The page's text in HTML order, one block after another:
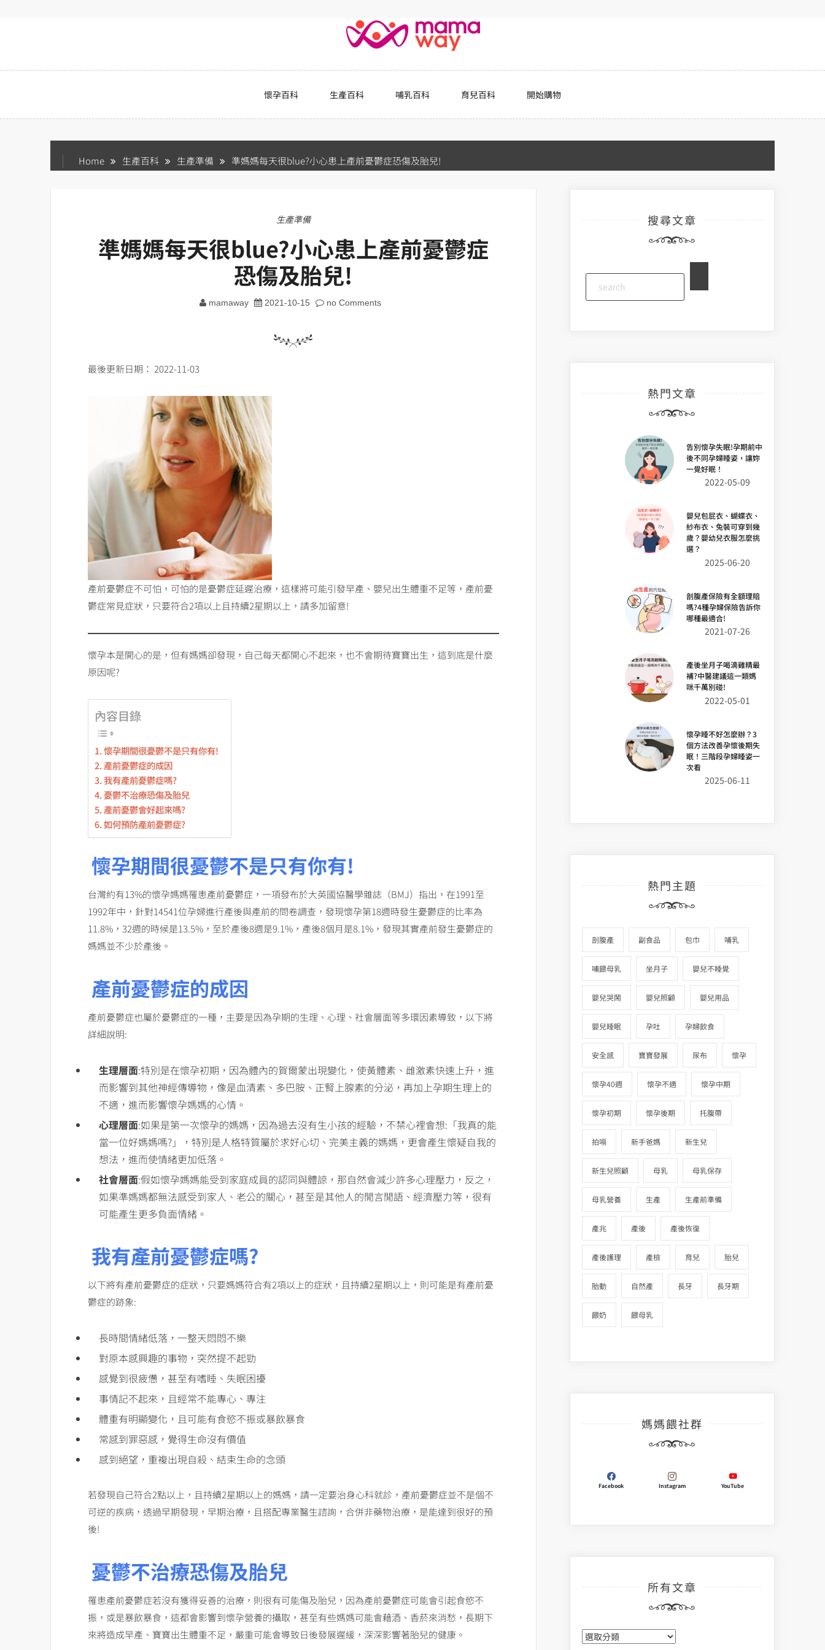
懷孕百科 生產百科 哺乳百科 育兒百科 開始購物
Home 生產百科 生產準備 準媽媽每天很blue?小心患上產前憂鬱症恐傷及胎兒!
生產準備
準媽媽每天很blue?小心患上產前憂鬱症
恐傷及胎兒!
mamaway 2021-10-15 no Comments
最後更新日期： 2022-11-03
產前憂鬱症不可怕，可怕的是憂鬱症延遲治療，這樣將可能引發早產、嬰兒出生體重不足等，產前憂
鬱症常見症狀，只要符合2項以上且持續2星期以上，請多加留意!
懷孕本是開心的是，但有媽媽卻發現，自己每天都開心不起來，也不會期待寶寶出生，這到底是什麼
原因呢?
內容目錄
懷孕期間很憂鬱不是只有你有!
產前憂鬱症的成因
我有產前憂鬱症嗎?
憂鬱不治療恐傷及胎兒
產前憂鬱會好起來嗎?
如何預防產前憂鬱症?
懷孕期間很憂鬱不是只有你有!
台灣約有13%的懷孕媽媽罹患產前憂鬱症，一項發布於大英國協醫學雜誌（BMJ）指出，在1991至
1992年中，針對14541位孕婦進行產後與產前的問卷調查，發現懷孕第18週時發生憂鬱症的比率為
11.8%，32週的時候是13.5%，至於產後8週是9.1%，產後8個月是8.1%，發現其實產前發生憂鬱症的
媽媽並不少於產後。
產前憂鬱症的成因
產前憂鬱症也屬於憂鬱症的一種，主要是因為孕期的生理、心理、社會層面等多環因素導致，以下將
詳細說明:
生理層面:特別是在懷孕初期，因為體內的賀爾蒙出現變化，使黃體素、雌激素快速上升，進
而影響到其他神經傳導物，像是血清素、多巴胺、正腎上腺素的分泌，再加上孕期生理上的
不適，進而影響懷孕媽媽的心情。
心理層面:如果是第一次懷孕的媽媽，因為過去沒有生小孩的經驗，不禁心裡會想:「我真的能
當一位好媽媽嗎?」，特別是人格特質屬於求好心切、完美主義的媽媽，更會產生懷疑自我的
想法，進而使情緒更加低落。
社會層面:假如懷孕媽媽能受到家庭成員的認同與體諒，那自然會減少許多心理壓力，反之，
如果準媽媽都無法感受到家人、老公的關心，甚至是其他人的閒言閒語、經濟壓力等，很有
可能產生更多負面情緒。
我有產前憂鬱症嗎?
以下將有產前憂鬱症的症狀，只要媽媽符合有2項以上的症狀，且持續2星期以上，則可能是有產前憂
鬱症的跡象:
長時間情緒低落，一整天悶悶不樂
對原本感興趣的事物，突然提不起勁
感覺到很疲憊，甚至有嗜睡、失眠困擾
事情記不起來，且經常不能專心、專注
體重有明顯變化，且可能有食慾不振或暴飲暴食
常感到罪惡感，覺得生命沒有價值
感到絕望，重複出現自殺、結束生命的念頭
若發現自己符合2點以上，且持續2星期以上的媽媽，請一定要治身心科就診，產前憂鬱症並不是個不
可逆的疾病，透過早期發現，早期治療，且搭配專業醫生諮詢，合併非藥物治療，是能達到很好的預
後!
憂鬱不治療恐傷及胎兒
罹患產前憂鬱症若沒有獲得妥善的治療，則很有可能傷及胎兒，因為產前憂鬱症可能會引起食慾不
振，或是暴飲暴食，這都會影響到懷孕營養的攝取，甚至有些媽媽可能會藉酒、香菸來消愁，長期下
來將造成早產、寶寶出生體重不足，嚴重可能會導致日後發展遲緩，深深影響著胎兒的健康。
搜尋文章
熱門文章
告別懷孕失眠!孕期前中
後不同孕婦睡姿，讓妳
一覺好眠！
2022-05-09
嬰兒包屁衣、蝴蝶衣、
紗布衣、兔裝可穿到幾
歲？嬰幼兒衣服怎麼挑
選？
2025-06-20
剖腹產保險有全額理賠
嗎?4種孕婦保險告訴你
哪種最適合!
2021-07-26
產後坐月子喝滴雞精最
補?中醫建議這一類媽
咪千萬別碰!
2022-05-01
懷孕睡不好怎麼辦？3
個方法改善孕懷後期失
眠！三階段孕婦睡姿一
次看
2025-06-11
熱門主題
剖腹產 副食品 包巾 哺乳
哺餵母乳 坐月子 嬰兒不睡覺
嬰兒哭鬧 嬰兒照顧 嬰兒用品
嬰兒睡眠 孕吐 孕婦飲食
安全感 寶寶發展 尿布 懷孕
懷孕40週 懷孕不適 懷孕中期
懷孕初期 懷孕後期 托腹帶
拍嗝 新手爸媽 新生兒
新生兒照顧 母乳 母乳保存
母乳營養 生產 生產前準備
產兆 產後 產後恢復
產後護理 產檢 育兒 胎兒
胎動 自然產 長牙 長牙期
餵奶 餵母乳
媽媽餵社群
Facebook Instagram YouTube
所有文章
所
有